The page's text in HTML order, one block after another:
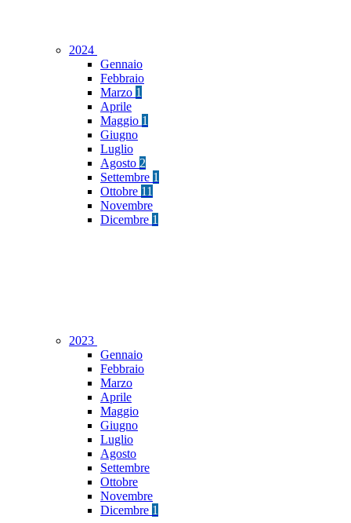
2024
Gennaio
Febbraio
Marzo 1
Aprile
Maggio 1
Giugno
Luglio
Agosto 2
Settembre 1
Ottobre 11
Novembre
Dicembre 1
2023
Gennaio
Febbraio
Marzo
Aprile
Maggio
Giugno
Luglio
Agosto
Settembre
Ottobre
Novembre
Dicembre 1